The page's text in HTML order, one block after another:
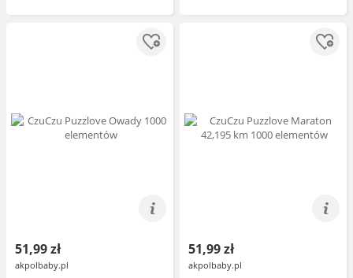
51,99 zł
akpolbaby.pl
51,99 zł
akpolbaby.pl